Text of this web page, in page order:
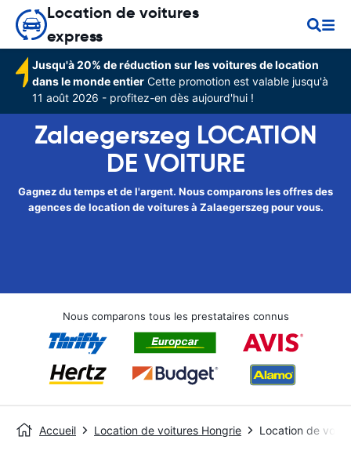
Location de voitures
express
Jusqu'à 20% de réduction sur les voitures de location
dans le monde entier Cette promotion est valable jusqu'à
11 août 2026 - profitez-en dès aujourd'hui !
Zalaegerszeg LOCATION
DE VOITURE
Gagnez du temps et de l'argent. Nous comparons les offres des
agences de location de voitures à Zalaegerszeg pour vous.
Nous comparons tous les prestataires connus
Accueil Location de voitures Hongrie Location de